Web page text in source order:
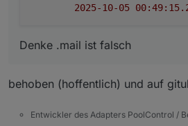
Denke .mail ist falsch
behoben (hoffentlich) und auf
Entwickler des Adapters PoolControl /